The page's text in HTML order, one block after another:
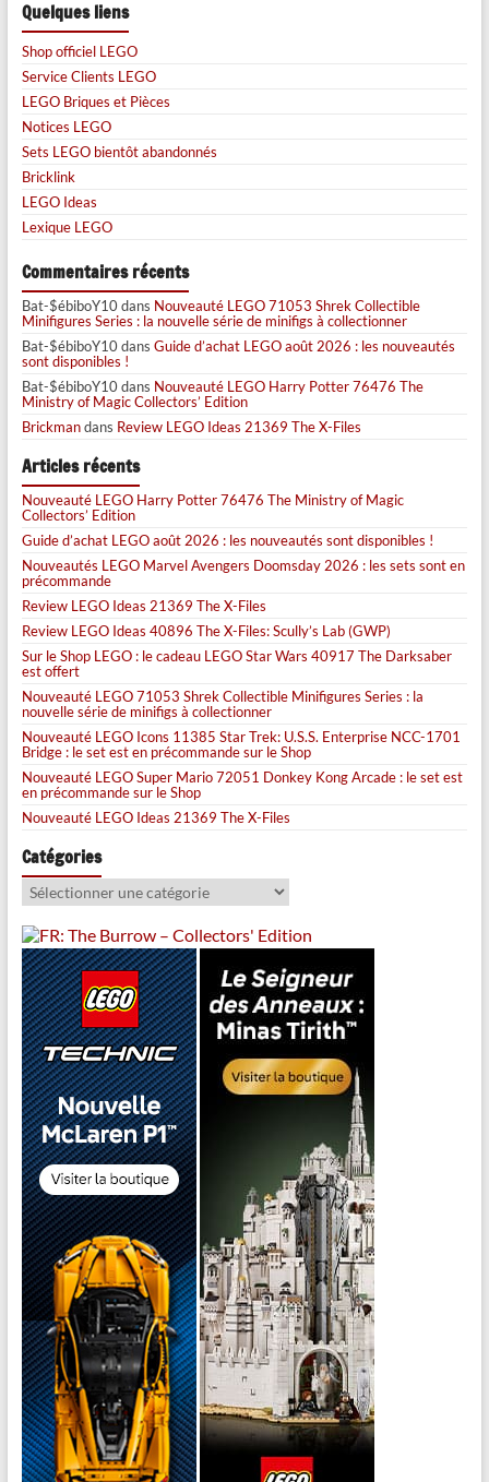
Quelques liens
Shop officiel LEGO
Service Clients LEGO
LEGO Briques et Pièces
Notices LEGO
Sets LEGO bientôt abandonnés
Bricklink
LEGO Ideas
Lexique LEGO
Commentaires récents
Bat-$ébiboY10dans Nouveauté LEGO 71053 Shrek Collectible
Minifigures Series : la nouvelle série de minifigs à collectionner
Bat-$ébiboY10dans Guide d’achat LEGO août 2026 : les nouveautés
sont disponibles !
Bat-$ébiboY10dans Nouveauté LEGO Harry Potter 76476 The
Ministry of Magic Collectors’ Edition
Brickmandans Review LEGO Ideas 21369 The X-Files
Articles récents
Nouveauté LEGO Harry Potter 76476 The Ministry of Magic
Collectors’ Edition
Guide d’achat LEGO août 2026 : les nouveautés sont disponibles !
Nouveautés LEGO Marvel Avengers Doomsday 2026 : les sets sont en
précommande
Review LEGO Ideas 21369 The X-Files
Review LEGO Ideas 40896 The X-Files: Scully’s Lab (GWP)
Sur le Shop LEGO : le cadeau LEGO Star Wars 40917 The Darksaber
est offert
Nouveauté LEGO 71053 Shrek Collectible Minifigures Series : la
nouvelle série de minifigs à collectionner
Nouveauté LEGO Icons 11385 Star Trek: U.S.S. Enterprise NCC-1701
Bridge : le set est en précommande sur le Shop
Nouveauté LEGO Super Mario 72051 Donkey Kong Arcade : le set est
en précommande sur le Shop
Nouveauté LEGO Ideas 21369 The X-Files
Catégories
Catégories